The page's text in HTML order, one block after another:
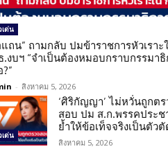
ด่น
แถน” ถามกลับ ปมข้าราชการหัวเราะ
.งบฯ “จำเป็นต้องหมอบกราบกรรมาธิ
- สิงหาคม 5, 2026
ด่น
‘ศิริกัญญา’ ไม่หวั่นถูกตร
สอบ ปม ส.ก.พรรคประ
ย้ำให้ข้อเท็จจริงเป็นตัว
สิงหาคม 5, 2026